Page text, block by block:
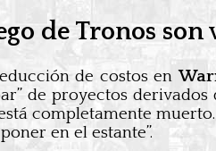
de Tronos
de costos en
de proyectos derivados
completamente
en el estante”.